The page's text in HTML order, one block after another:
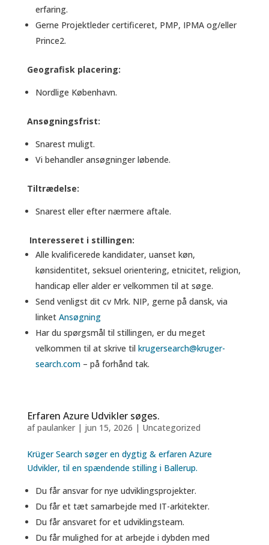
erfaring.
Gerne Projektleder certificeret, PMP, IPMA og/eller
Prince2.
Geografisk placering:
Nordlige København.
Ansøgningsfrist:
Snarest muligt.
Vi behandler ansøgninger løbende.
Tiltrædelse:
Snarest eller efter nærmere aftale.
Interesseret i stillingen:
Alle kvalificerede kandidater, uanset køn,
kønsidentitet, seksuel orientering, etnicitet, religion,
handicap eller alder er velkommen til at søge.
Send venligst dit cv Mrk. NIP, gerne på dansk, via
linket Ansøgning
Har du spørgsmål til stillingen, er du meget
velkommen til at skrive til krugersearch@kruger-
search.com– på forhånd tak.
Erfaren Azure Udvikler søges.
afpaulanker| jun 15, 2026 | Uncategorized
Krüger Search søger en dygtig & erfaren Azure
Udvikler, til en spændende stillingi Ballerup.
Du får ansvar for nye udviklingsprojekter.
Du får et tæt samarbejde med IT-arkitekter.
Du får ansvaret for et udviklingsteam.
Du får mulighed for at arbejde i dybden med